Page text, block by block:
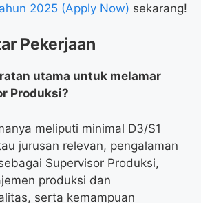
2025 (Apply Now) sekarang!
Pekerjaan
utama untuk melamar
Produksi?
meliputi minimal D3/S1
jurusan relevan, pengalaman
Supervisor Produksi,
produksi dan
serta kemampuan